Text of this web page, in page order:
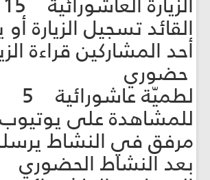
القائد تسجيل الزيارة
أحد المشاركين قراءة
حضوري
للمشاهدة على
مرفق في النشاط
بعد النشاط الحضوري